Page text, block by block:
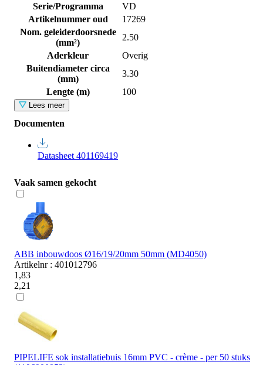
Serie/Programma
VD
Artikelnummer oud
17269
Nom. geleiderdoorsnede
(mm²)
2.50
Aderkleur
Overig
Buitendiameter circa
(mm)
3.30
Lengte (m)
100
Lees meer
Documenten
Datasheet 401169419
Vaak samen gekocht
ABB inbouwdoos Ø16/19/20mm 50mm (MD4050)
Artikelnr : 401012796
1,83
2,21
PIPELIFE sok installatiebuis 16mm PVC - crème - per 50 stuks